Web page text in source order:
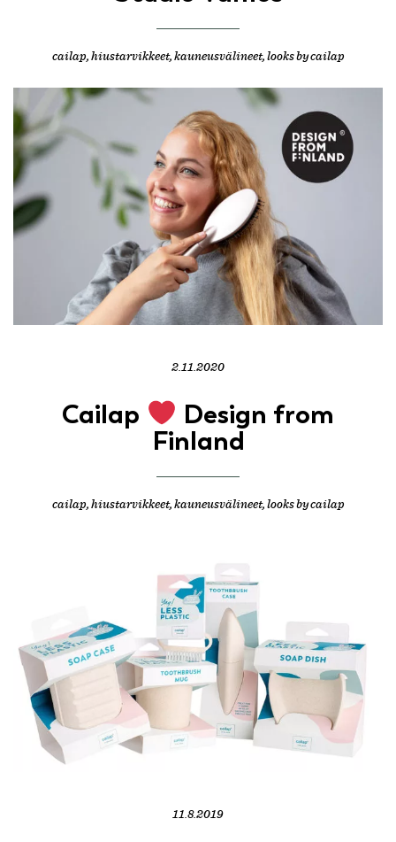
cailap, hiustarvikkeet, kauneusvälineet, looks by cailap
2.11.2020
Cailap
Design from
Finland
cailap, hiustarvikkeet, kauneusvälineet, looks by cailap
11.8.2019